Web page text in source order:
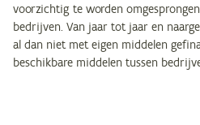
voorzichtig te worden
bedrijven. Van jaar tot jaar en
al dan niet met eigen middelen
beschikbare middelen tussen